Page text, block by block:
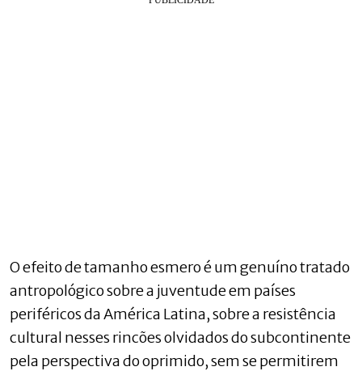
O efeito de tamanho esmero é um genuíno tratado
antropológico sobre a juventude em países
periféricos da América Latina, sobre a resistência
cultural nesses rincões olvidados do subcontinente
pela perspectiva do oprimido, sem se permitirem